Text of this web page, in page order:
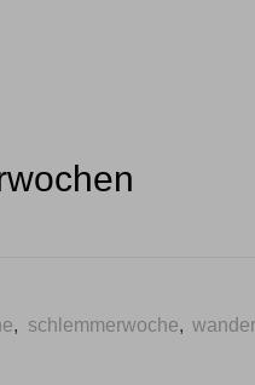
, schlemmerwoche,